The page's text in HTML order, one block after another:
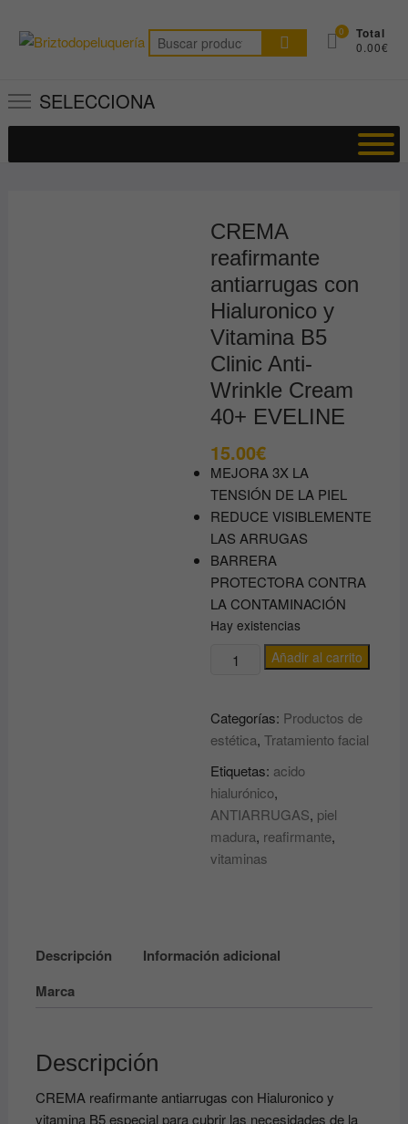
contenido
Buscar
por:
0 Total
0.00€
SELECCIONA
CREMA
reafirmante
antiarrugas con
Hialuronico y
Vitamina B5
Clinic Anti-
Wrinkle Cream
40+ EVELINE
15.00€
MEJORA 3X LA
TENSIÓN DE LA PIEL
REDUCE VISIBLEMENTE
LAS ARRUGAS
BARRERA
PROTECTORA CONTRA
LA CONTAMINACIÓN
Hay existencias
CREMA
reafirmante
con
Hialuronico
y
Vitamina
B5
Clinic
Anti-
cantidad
Añadir al carrito
Categorías: Productos de
estética,Tratamiento facial
Etiquetas: acido
hialurónico,
ANTIARRUGAS, piel
madura, reafirmante,
vitaminas
Descripción
Información adicional
Marca
Descripción
CREMA reafirmante antiarrugas con Hialuronico y
vitamina B5 especial para cubrir las necesidades de la